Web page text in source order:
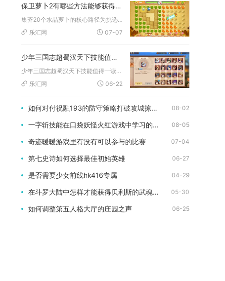
保卫萝卜2有哪些方法能够获得20个水晶萝卜
集齐20个水晶萝卜的核心路径为挑选20道难度偏低、任务冲突少...
乐汇网
07-07
少年三国志超蜀汉天下技能值得一读吗
少年三国志超蜀汉天下技能值得一读，该技能是蜀国阵容的核心超合...
乐汇网
06-22
如何对付祝融193的防守策略打破攻城掠地的僵局 08-02
一字斩技能在口袋妖怪火红游戏中学习的方法 08-05
奇迹暖暖游戏里有没有可以参与的比赛 07-04
第七史诗如何选择最佳初始英雄 06-27
是否需要少女前线hk416专属 04-29
在斗罗大陆中怎样才能获得贝利斯的武魂觉醒 05-30
如何调整第五人格大厅的庄园之声 06-25